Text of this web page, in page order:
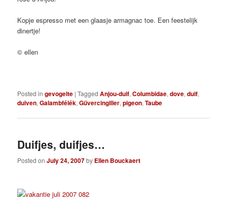
Kopje espresso met een glaasje armagnac toe. Een feestelijk
dinertje!
© ellen
Posted in gevogelte |Tagged Anjou-duif,Columbidae,dove,duif,
duiven,Galambfélék,Güvercingiller,pigeon,Taube
Duifjes, duifjes…
Posted onJuly 24, 2007by Ellen Bouckaert